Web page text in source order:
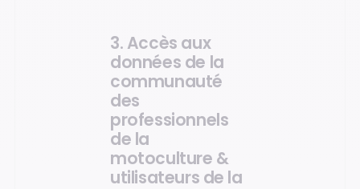
3. Accès aux
données de la
communauté
des
professionnels
de la
motoculture &
utilisateurs de la